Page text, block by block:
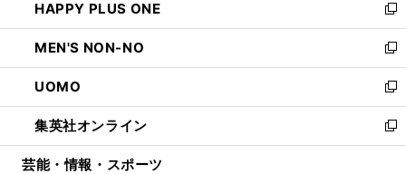
く
で
開
く
ド
ウ
で
開
く
ィ
ン
ド
ウ
で
開
く
い
ウ
ィ
ン
ド
ウ
で
開
HAPPY PLUS ONE
新
し
い
ウ
ィ
ン
ド
ウ
MEN'S NON-NO
新
し
い
ウ
ィ
ン
UOMO
新
し
い
ウ
集英社オンライン
新
し
芸能・情報・スポーツ